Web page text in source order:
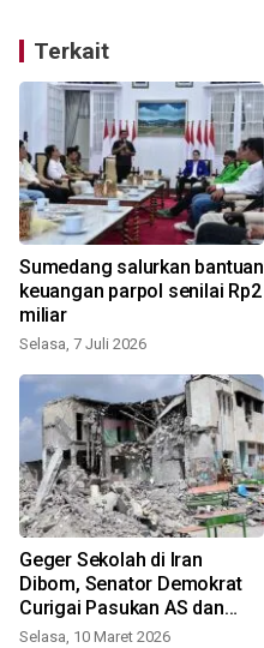
Terkait
Sumedang salurkan bantuan
keuangan parpol senilai Rp2
miliar
Selasa, 7 Juli 2026
Geger Sekolah di Iran
Dibom, Senator Demokrat
Curigai Pasukan AS dan
Desak Investigasi
Selasa, 10 Maret 2026